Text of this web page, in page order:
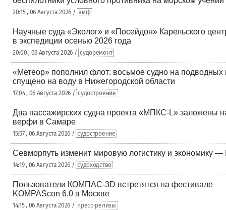
20:15 , 06 Августа 2026 / вмф
Научные суда «Эколог» и «Посейдон» Карельского
в экспедиции осенью 2026 года
20:00 , 06 Августа 2026 / судоремонт
«Метеор» пополнил флот: восьмое судно на подводных
спущено на воду в Нижегородской области
17:04 , 06 Августа 2026 / судостроение
Два пассажирских судна проекта «МПКС-L» заложены
верфи в Самаре
15:57 , 06 Августа 2026 / судостроение
Севморпуть изменит мировую логистику и экономику
14:19 , 06 Августа 2026 / судоходство
Пользователи КОМПАС-3D встретятся на фестивале
KOMPAScon 6.0 в Москве
14:15 , 06 Августа 2026 / пресс-релизы